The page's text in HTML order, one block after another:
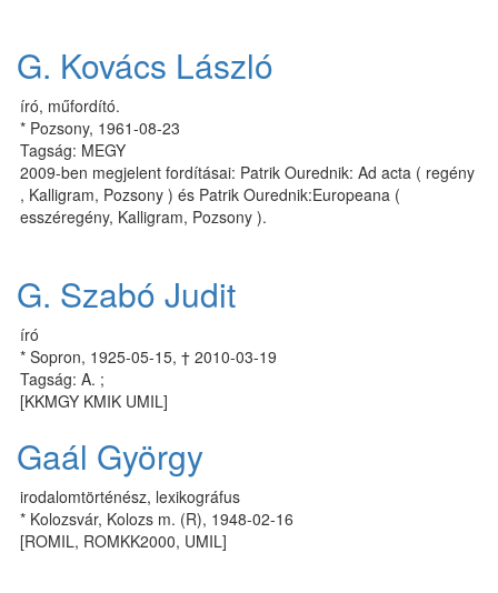
G. Kovács László
író, műfordító.
* Pozsony, 1961-08-23
Tagság: MEGY
2009-ben megjelent fordításai: Patrik Ourednik: Ad acta ( regény
, Kalligram, Pozsony ) és Patrik Ourednik:Europeana (
esszéregény, Kalligram, Pozsony ).
G. Szabó Judit
író
* Sopron, 1925-05-15, † 2010-03-19
Tagság: A. ;
[KKMGY KMIK UMIL]
Gaál György
irodalomtörténész, lexikográfus
* Kolozsvár, Kolozs m. (R), 1948-02-16
[ROMIL, ROMKK2000, UMIL]